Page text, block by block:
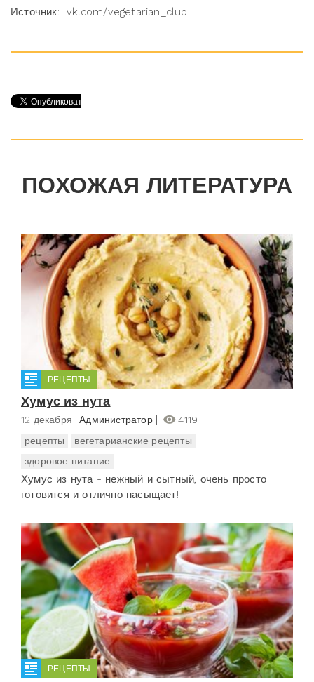
Источник: vk.com/vegetarian_club
ПОХОЖАЯ ЛИТЕРАТУРА
РЕЦЕПТЫ
Хумус из нута
12 декабря Администратор
4119
рецепты
вегетарианские рецепты
здоровое питание
Хумус из нута - нежный и сытный, очень просто
готовится и отлично насыщает!
РЕЦЕПТЫ